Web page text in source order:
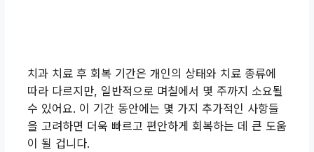
치과 치료 후 회복 기간은 개인의 상태와 치료 종류에
따라 다르지만, 일반적으로 며칠에서 몇 주까지 소요될
수 있어요. 이 기간 동안에는 몇 가지 추가적인 사항들
을 고려하면 더욱 빠르고 편안하게 회복하는 데 큰 도움
이 될 겁니다.